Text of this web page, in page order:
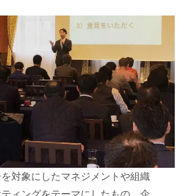
対象にしたマネジメントや組織